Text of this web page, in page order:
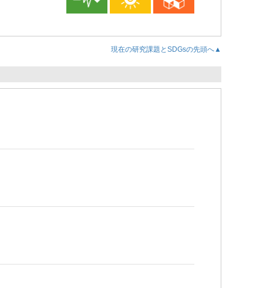
現在の研究課題とSDGsの先頭へ▲